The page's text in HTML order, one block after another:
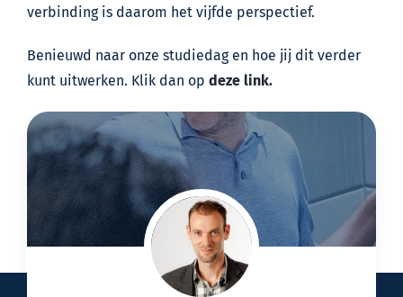
verbinding is daarom het vijfde perspectief.
Benieuwd naar onze studiedag en hoe jij dit verder
kunt uitwerken. Klik dan op deze link.